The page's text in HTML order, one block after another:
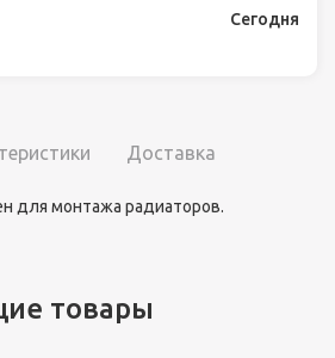
Сегодня
Доставка
для монтажа радиаторов.
товары